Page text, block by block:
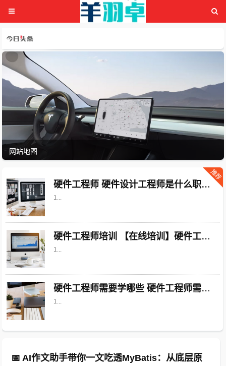
网站地图
推荐
硬件工程师 硬件设计工程师是什么职业？职业前景如何？如何才能取得相关证书
1...
硬件工程师培训 【在线培训】硬件工程师（可靠性设计）中级
1...
硬件工程师需要学哪些 硬件工程师需要学哪些
1...
📅 AI作文助手带你一文吃透MyBatis：从底层原